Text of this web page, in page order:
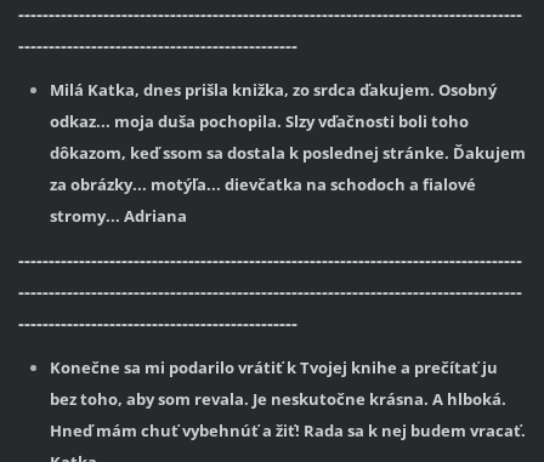
-----------------------------------------------------------------------------------
----------------------------------------------
Milá Katka, dnes prišla knižka, zo srdca ďakujem. Osobný
odkaz... moja duša pochopila. Slzy vďačnosti boli toho
dôkazom, keď ssom sa dostala k poslednej stránke. Ďakujem
za obrázky... motýľa... dievčatka na schodoch a fialové
stromy... Adriana
-----------------------------------------------------------------------------------
-----------------------------------------------------------------------------------
----------------------------------------------
Konečne sa mi podarilo vrátiť k Tvojej knihe a prečítať ju
bez toho, aby som revala. Je neskutočne krásna. A hlboká.
Hneď mám chuť vybehnúť a žiť! Rada sa k nej budem vracať.